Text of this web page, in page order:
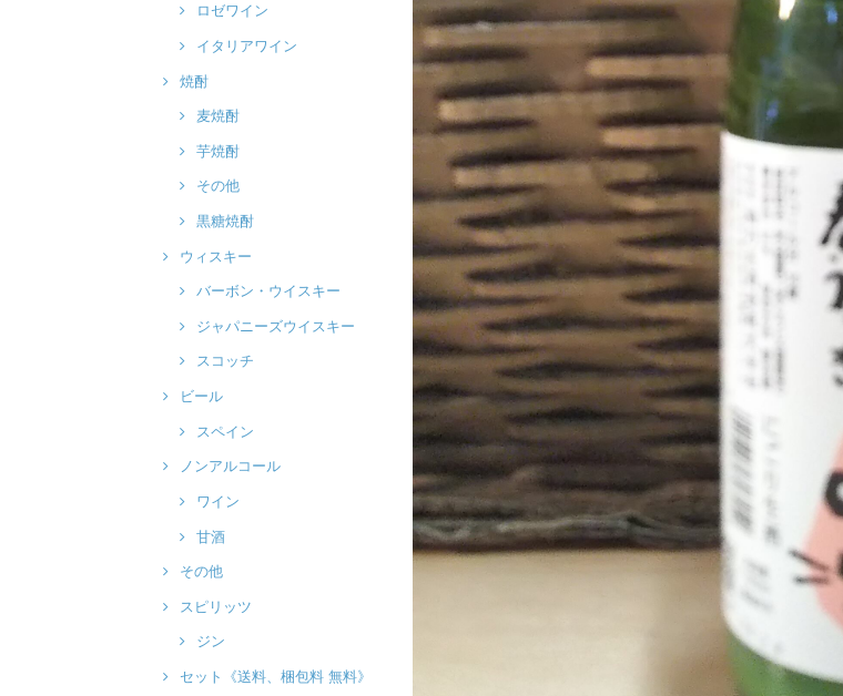
ロゼワイン
イタリアワイン
焼酎
麦焼酎
芋焼酎
その他
黒糖焼酎
ウィスキー
バーボン・ウイスキー
ジャパニーズウイスキー
スコッチ
ビール
スペイン
ノンアルコール
ワイン
甘酒
その他
スピリッツ
ジン
セット《送料、梱包料 無料》